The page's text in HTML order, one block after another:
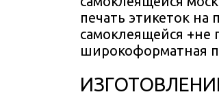
печать этикеток на
самоклеящейся +не
широкоформатная